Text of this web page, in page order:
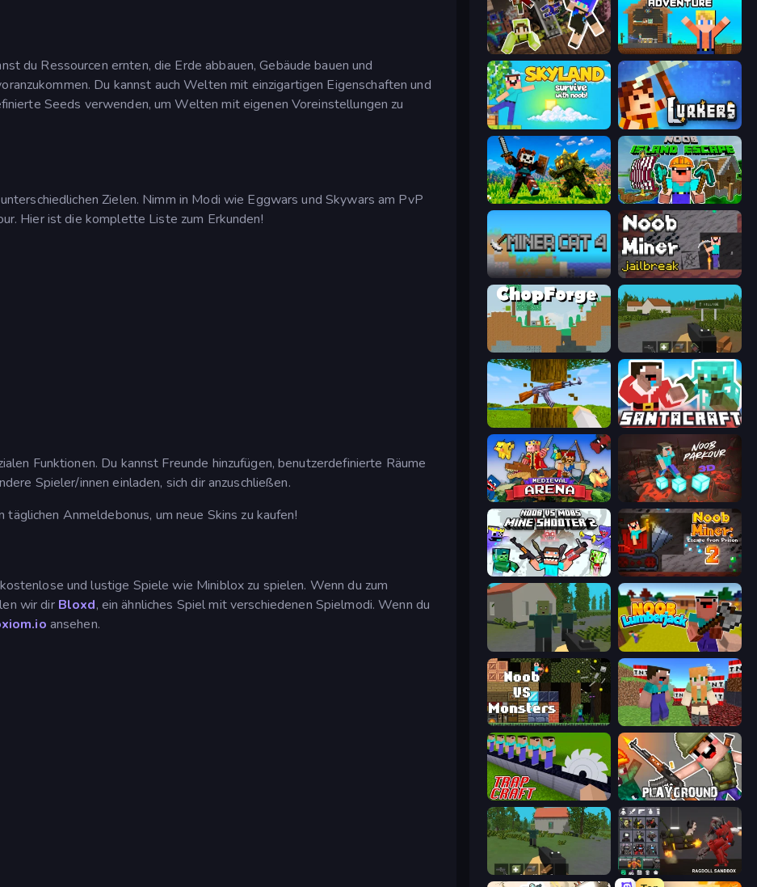
du Ressourcen ernten, die Erde abbauen, Gebäude bauen und
Du kannst auch Welten mit einzigartigen Eigenschaften und
Seeds verwenden, um Welten mit eigenen Voreinstellungen zu
Zielen. Nimm in Modi wie Eggwars und Skywars am PvP
Hier ist die komplette Liste zum Erkunden!
Funktionen. Du kannst Freunde hinzufügen, benutzerdefinierte Räume
Spieler/innen einladen, sich dir anzuschließen.
Anmeldebonus, um neue Skins zu kaufen!
und lustige Spiele wie Miniblox zu spielen. Wenn du zum
wir dir Bloxd, ein ähnliches Spiel mit verschiedenen Spielmodi. Wenn du
ansehen.
Only Up Craft Survival Craft Adventure
Skyland Survive With Noob! Lurkers.io
CraftSlayer: Apocalypse Noob: Island Escape
Miner Cat 4 Noob Miner: Escape From Prison
ChopForge ZombieCraft.io
Mine Shooter 3D SantaCraft
Medieval Arena Noob Parkour 3D
Mine Shooter 2: Noob vs Mobs Noob Miner 2: Escape From Prison
Idle Noob Lumberjack
Noob VS Monsters BoomCraft
Trap Craft Playground
WorldZ Last Play: Ragdoll Sandbox